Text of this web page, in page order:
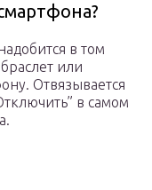
в том
или
Отвязывается
в самом